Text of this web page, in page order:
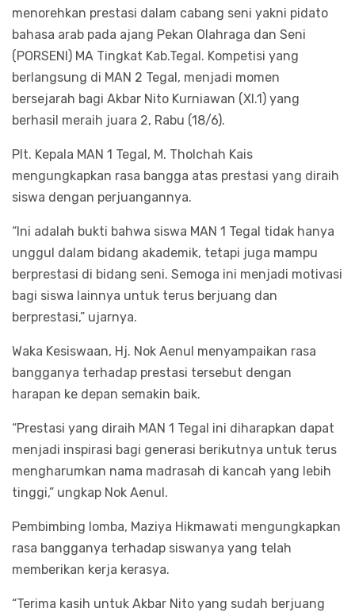
menorehkan prestasi dalam cabang seni yakni pidato
bahasa arab pada ajang Pekan Olahraga dan Seni
(PORSENI) MA Tingkat Kab.Tegal. Kompetisi yang
berlangsung di MAN 2 Tegal, menjadi momen
bersejarah bagi Akbar Nito Kurniawan (XI.1) yang
berhasil meraih juara 2, Rabu (18/6).
Plt. Kepala MAN 1 Tegal, M. Tholchah Kais
mengungkapkan rasa bangga atas prestasi yang diraih
siswa dengan perjuangannya.
“Ini adalah bukti bahwa siswa MAN 1 Tegal tidak hanya
unggul dalam bidang akademik, tetapi juga mampu
berprestasi di bidang seni. Semoga ini menjadi motivasi
bagi siswa lainnya untuk terus berjuang dan
berprestasi,” ujarnya.
Waka Kesiswaan, Hj. Nok Aenul menyampaikan rasa
bangganya terhadap prestasi tersebut dengan
harapan ke depan semakin baik.
“Prestasi yang diraih MAN 1 Tegal ini diharapkan dapat
menjadi inspirasi bagi generasi berikutnya untuk terus
mengharumkan nama madrasah di kancah yang lebih
tinggi,” ungkap Nok Aenul.
Pembimbing lomba, Maziya Hikmawati mengungkapkan
rasa bangganya terhadap siswanya yang telah
memberikan kerja kerasya.
“Terima kasih untuk Akbar Nito yang sudah berjuang